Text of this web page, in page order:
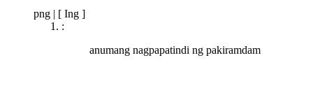
png | [ Ing ]
:
anumang nagpapatindi ng pakiramdam